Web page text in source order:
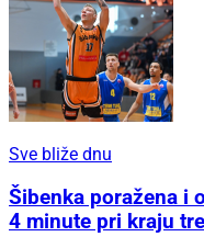
Sve bliže dnu
Šibenka poražena i
4 minute pri kraju